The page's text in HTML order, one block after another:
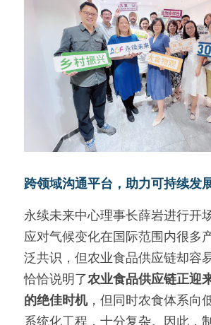
跨领域沟通平台，助力可持续发
永续未来中心理事长薛岩进行开
应对气候变化在国际范围内很多
泛共识，但农业食品供应链却容
恰恰说明了农业食品供应链正迎
的绝佳时机，但同时农食体系向
系统化工程，十分复杂。因此，